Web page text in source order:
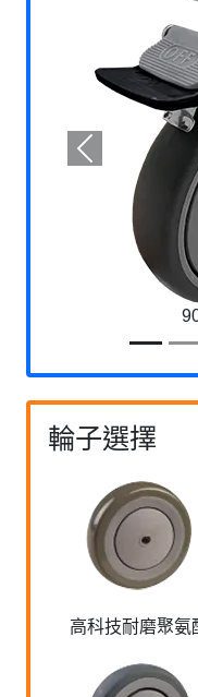
Previous
輪子選擇
高科技耐磨聚氨